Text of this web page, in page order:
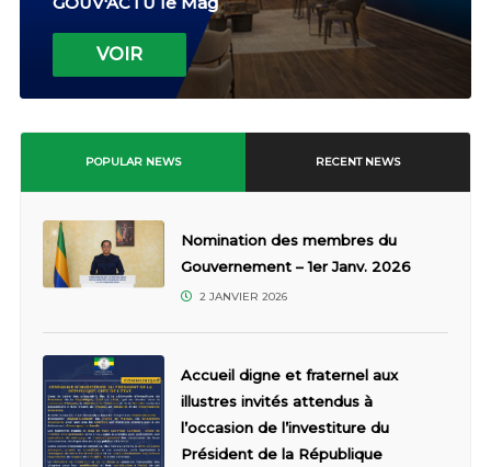
VOIR
POPULAR NEWS RECENT NEWS
Nomination des membres du
Gouvernement – 1er Janv. 2026
2 JANVIER 2026
Accueil digne et fraternel aux
illustres invités attendus à
l’occasion de l’investiture du
Président de la République